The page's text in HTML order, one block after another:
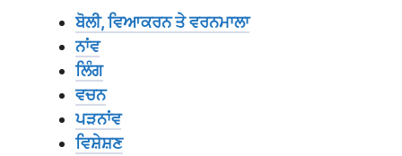
ਬੋਲੀ, ਵਿਆਕਰਨ ਤੇ ਵਰਨਮਾਲਾ
ਨਾਂਵ
ਲਿੰਗ
ਵਚਨ
ਪੜਨਾਂਵ
ਵਿਸ਼ੇਸ਼ਣ